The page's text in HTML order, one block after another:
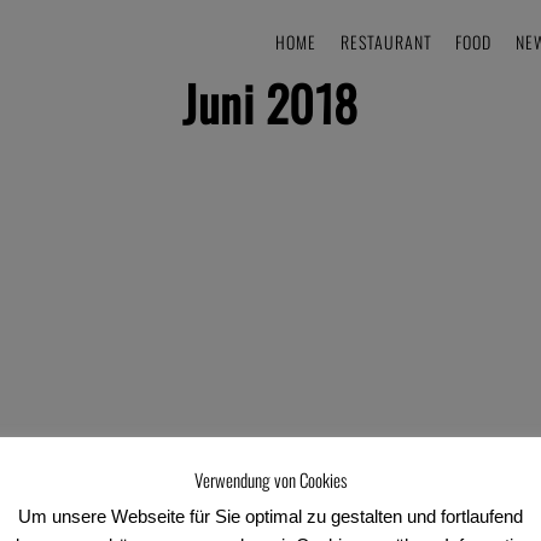
HOME RESTAURANT FOOD
Juni 2018
Verwendung von Cookies
Um unsere Webseite für Sie optimal zu gestalten und fortlaufend